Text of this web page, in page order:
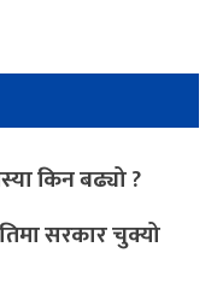
किन बढ्यो ?
सरकार चुक्यो